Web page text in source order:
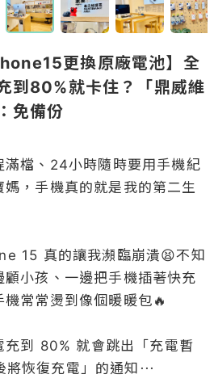
更換原廠電池】全
到80%就卡住？「鼎威維
免備份
滿檔、24小時隨時要用手機紀
，手機真的就是我的第二生
15 真的讓我瀕臨崩潰😫不知
小孩、一邊把手機插著快充
常常燙到像個暖暖包🔥
充到 80% 就會跳出「充電暫
將恢復充電」的通知⋯